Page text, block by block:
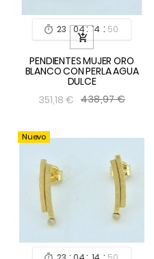
 23 :04: 14 : 49

PENDIENTES MUJER ORO
BLANCO CON PERLA AGUA
DULCE
351,18 € 438,97 €
Nuevo